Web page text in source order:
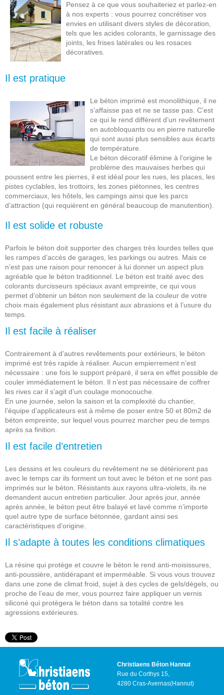
Pensez à ce que vous souhaiteriez et parlez-en
à nos experts : vous pourrez concrétiser vos
envies en utilisant divers styles de décoration,
tels que les acides colorants, le garnissage des
joints, les frises latérales ou les rosaces
décoratives.
Il est pratique
Le béton imprimé est monolithique, il ne
s’affaisse pas et ne se tasse pas. C’est
ce qui le rend différent d’un revêtement
en autobloquants ou en pierre naturelle
qui sont aussi plus sensibles aux écarts
de température.
Le béton décoratif élimine à l’origine le
problème des mauvaises herbes qui
poussent entre les pierres, il est idéal pour les rues, les places, les
pistes cyclables, les trottoirs, les zones piétonnes, les centres
commerciaux, les hôtels, les campings ainsi que les parcs
d’attraction (qui requièrent en général beaucoup de manutention).
Il est solide et robuste
Parfois le béton doit supporter des charges très lourdes telles que
les rampes d’accès de garages, les parkings ou autres. Mais ce
n’est pas une raison pour renoncer à lui donner un aspect plus
agréable que le béton traditionnel. Le béton est traité avec des
colorants durcisseurs spéciaux avant empreinte, ce qui vous
permet d’obtenir un béton non seulement de la couleur de votre
choix mais également plus résistant aux abrasions et à l’usure du
temps.
Il est facile à réaliser
Contrairement à d’autres revêtements pour extérieurs, le béton
imprimé est très rapide à réaliser. Aucun empierrement n’est
nécessaire : une fois le support préparé, il sera en effet possible de
couler immédiatement le béton. Il n’est pas nécessaire de coffrer
les rives car il s’agit d’un coulage monocouche.
En une journée, selon la saison et la complexité du chantier,
l’équipe d’applicateurs est à même de poser entre 50 et 80m2 de
béton empreinte, sur lequel vous pourrez marcher peu de temps
après sa finition.
Il est facile d’entretien
Les dessins et les couleurs du revêtement ne se détériorent pas
avec le temps car ils forment un tout avec le béton et ne sont pas
imprimés sur le béton. Résistants aux rayons ultra-violets, ils ne
demandent aucun entretien particulier. Jour après jour, année
après année, le béton peut être balayé et lavé comme n’importe
quel autre type de surface bétonnée, gardant ainsi ses
caractéristiques d’origine.
Il s’adapte à toutes les conditions climatiques
La résine qui protège et couvre le béton le rend anti-moisissures,
anti-poussière, antidérapant et imperméable. Si vous vous trouvez
dans une zone de climat froid, sujet à des cycles de gels/dégels, ou
proche de l’eau de mer, vous pourrez faire appliquer un vernis
siliconé qui protègera le béton dans sa totalité contre les
agressions extérieures.
Christiaens Béton Hannut
Rue du Corthys 15,
4280 Cras-Avernas(Hannut)